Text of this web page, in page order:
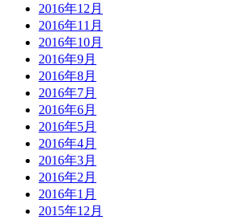
2016年12月
2016年11月
2016年10月
2016年9月
2016年8月
2016年7月
2016年6月
2016年5月
2016年4月
2016年3月
2016年2月
2016年1月
2015年12月